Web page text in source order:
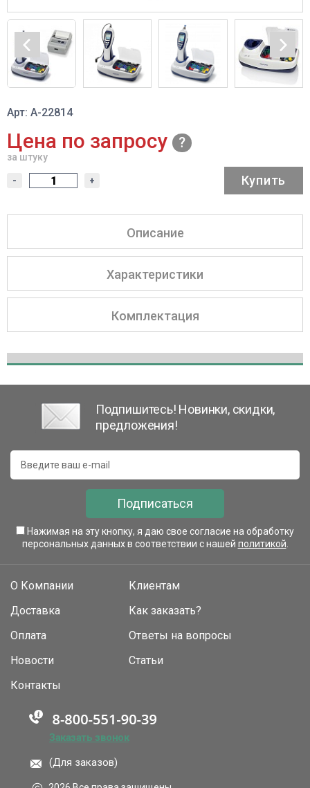
Арт: A-22814
Цена по запросу
за штуку
- + Купить
Описание
Характеристики
Комплектация
Подпишитесь! Новинки, скидки,
предложения!
Подписаться
Нажимая на эту кнопку, я даю свое согласие на обработку
персональных данных в соответствии с нашей политикой
О Компании
Доставка
Оплата
Новости
Клиентам
Как заказать?
Ответы на вопросы
Статьи
Контакты
Заказать звонок
(Для заказов)